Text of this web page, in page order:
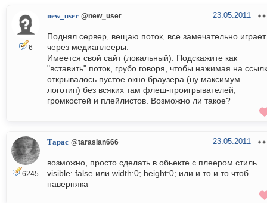
6
new_user @new_user 23.05.2011
Поднял сервер, вещаю поток, все замечательно играет
через медиаплееры.
Имеется свой сайт (локальный). Подскажите как
"вставить" поток, грубо говоря, чтобы нажимая на
открывалось пустое окно браузера (ну максимум
логотип) без всяких там флеш-проигрывателей,
громкостей и плейлистов. Возможно ли такое?
6245
Тарас @tarasian666 23.05.2011
возможно, просто сделать в обьекте с плеером стиль
visible: false или width:0; height:0; или и то и то чтоб
наверняка